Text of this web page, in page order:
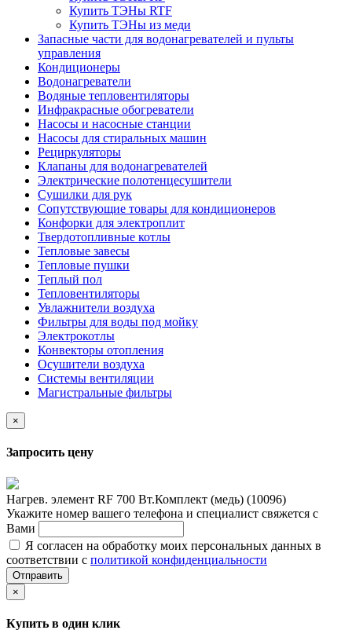
Купить ТЭНы RTF
Купить ТЭНы из меди
Запасные части для водонагревателей и пульты
управления
Кондиционеры
Водонагреватели
Водяные тепловентиляторы
Инфракрасные обогреватели
Насосы и насосные станции
Насосы для стиральных машин
Рециркуляторы
Клапаны для водонагревателей
Электрические полотенцесушители
Сушилки для рук
Сопутствующие товары для кондиционеров
Конфорки для электроплит
Твердотопливные котлы
Тепловые завесы
Тепловые пушки
Теплый пол
Тепловентиляторы
Увлажнители воздуха
Фильтры для воды под мойку
Электрокотлы
Конвекторы отопления
Осушители воздуха
Системы вентиляции
Магистральные фильтры
×
Запросить цену
Нагрев. элемент RF 700 Вт.Комплект (медь) (10096)
Укажите номер вашего телефона и специалист свяжется с
Вами
Я согласен на обработку моих персональных данных в
соответствии с политикой конфиденциальности
Отправить
×
Купить в один клик